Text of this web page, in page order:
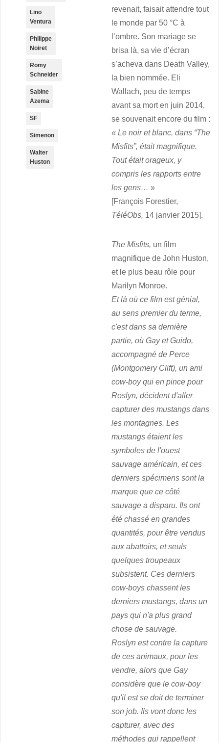
revenait, faisait attendre tout
le monde par 50 °C à
l’ombre. Son mariage se
brisa là, sa vie d’écran
s’acheva dans Death Valley,
la bien nommée. Eli
Wallach, peu de temps
avant sa mort en juin 2014,
se souvenait encore du film :
« Le noir et blanc, dans “The
Misfits”, était magnifique.
Tout était orageux, y
compris les rapports entre
les gens… »
[François Forestier,
TéléObs, 14 janvier 2015].
The Misfits, un film
magnifique de John Huston,
et le plus beau rôle pour
Marilyn Monroe.
Et là où ce film est génial,
au sens premier du terme,
c'est dans sa dernière
partie, où Gay et Guido,
accompagné de Perce
(Montgomery Clift), un ami
cow-boy qui en pince pour
Roslyn, décident d'aller
capturer des mustangs dans
les montagnes. Les
mustangs étaient les
symboles de l'ouest
sauvage américain, et ces
derniers spécimens sont la
marque que ce côté
sauvage a disparu. Ils ont
été chassé en grandes
quantités, pour être vendus
aux abattoirs, et seuls
quelques troupeaux
subsistent. Ces derniers
cow-boys chassent les
derniers mustangs, dans un
pays qui n'a plus grand
chose de sauvage.
Roslyn est contre la capture
de ces animaux, pour les
vendre, alors que Gay
considère que le cow-boy
qu'il est se doit de terminer
son job. Ils vont donc les
capturer, avec des
méthodes qui rappellent
Lino
Ventura
Philippe
Noiret
Romy
Schneider
Sabine
Azema
SF
Simenon
Walter
Huston